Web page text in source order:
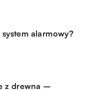
system alarmowy?
z drewna –